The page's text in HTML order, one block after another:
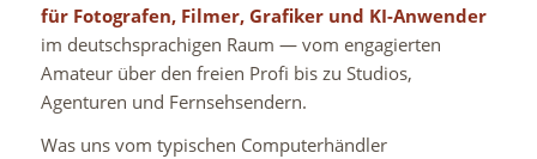
für Fotografen, Filmer, Grafiker und KI-Anwender
im deutschsprachigen Raum — vom engagierten
Amateur über den freien Profi bis zu Studios,
Agenturen und Fernsehsendern.
Was uns vom typischen Computerhändler